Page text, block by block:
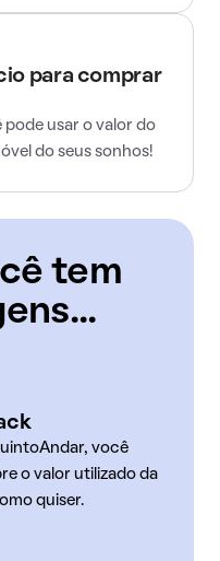
para comprar
usar o valor do
do seus sonhos!
tem
você
o valor utilizado da
quiser.